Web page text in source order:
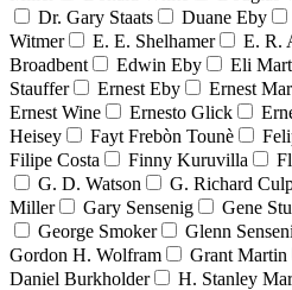
Dr. Gary Staats
Duane Eby
Witmer
E. E. Shelhamer E. R.
Broadbent
Edwin Eby Eli
Stauffer
Ernest Eby Ernest
Ernest Wine
Ernesto Glick
Heisey
Fayt Frebòn Tounè
Filipe Costa
Finny Kuruvilla
G. D. Watson
G. Richard
Miller
Gary Sensenig Gene
George Smoker
Glenn
Gordon H. Wolfram
Grant Martin
Daniel Burkholder
H. Stanley